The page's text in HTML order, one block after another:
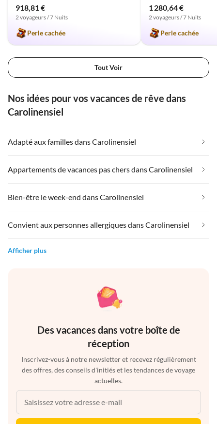
918,81 €
2 voyageurs / 7 Nuits
Perle cachée
1 280,64 €
2 voyageurs / 7 Nuits
Perle cachée
Tout Voir
Nos idées pour vos vacances de rêve dans
Carolinensiel
Adapté aux familles dans Carolinensiel
Appartements de vacances pas chers dans Carolinensiel
Bien-être le week-end dans Carolinensiel
Convient aux personnes allergiques dans Carolinensiel
Afficher plus
Des vacances dans votre boîte de
réception
Inscrivez-vous à notre newsletter et recevez régulièrement
des offres, des conseils d'initiés et les tendances de voyage
actuelles.